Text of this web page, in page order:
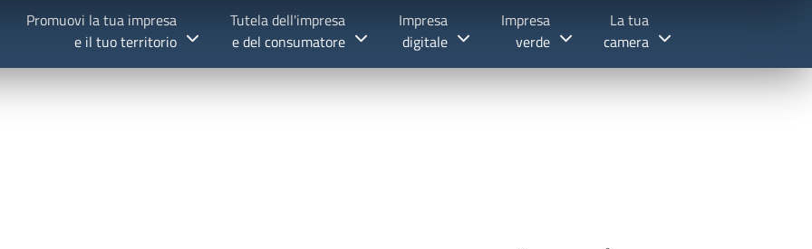
Promuovi la tua impresa
e il tuo territorio
Tutela dell'impresa
e del consumatore
Impresa
digitale
Impresa
verde
La tua
camera